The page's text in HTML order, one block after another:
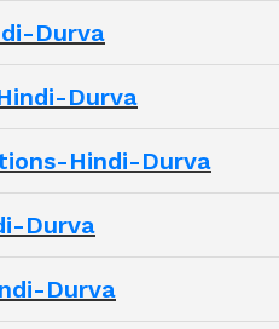
Durva
Durva
Hindi-Durva
Durva
Durva